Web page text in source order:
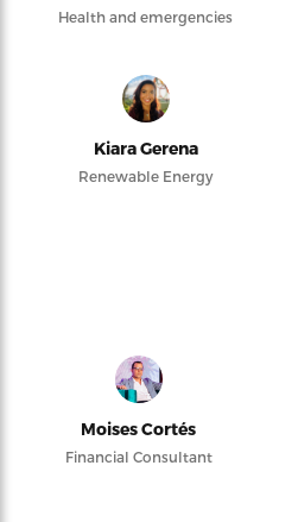
Health and emergencies
Kiara Gerena
Renewable Energy
Moises Cortés
Financial Consultant